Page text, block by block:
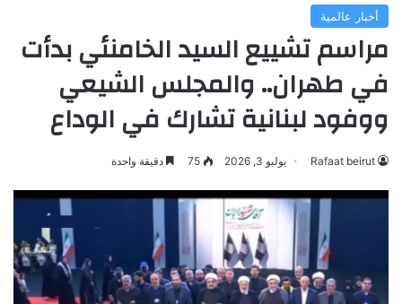
أخبار عالمية
مراسم تشييع السيد الخامنئي بدأت
في طهران.. والمجلس الشيعي
ووفود لبنانية تشارك في الوداع
Rafaat beirut يوليو 3, 2026 75 دقيقة واحدة